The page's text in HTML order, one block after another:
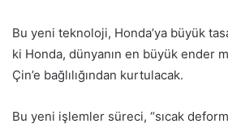
Bu yeni teknoloji, Honda’ya büyük
ki Honda, dünyanın en büyük ender
Çin’e bağlılığından kurtulacak.
Bu yeni işlemler süreci, “sıcak